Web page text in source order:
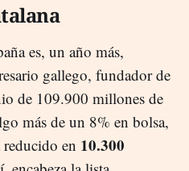
es, un año más,
gallego, fundador de
de 109.900 millones de
más de un 8% en bolsa,
en 10.300